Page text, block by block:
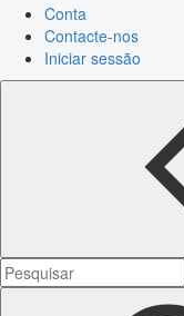
Conta
Contacte-nos
Iniciar sessão